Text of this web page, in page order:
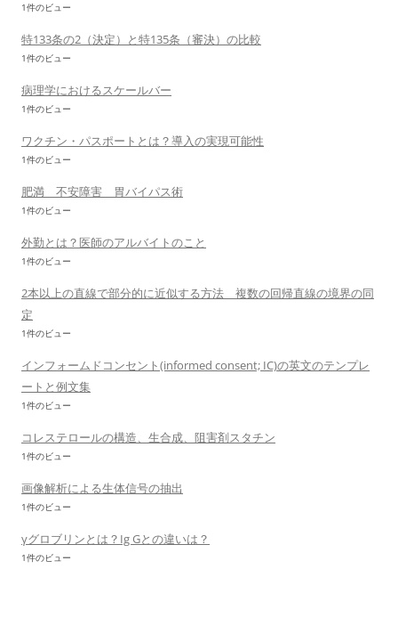
1件のビュー
特133条の2（決定）と特135条（審決）の比較
1件のビュー
病理学におけるスケールバー
1件のビュー
ワクチン・パスポートとは？導入の実現可能性
1件のビュー
肥満 不安障害 胃バイパス術
1件のビュー
外勤とは？医師のアルバイトのこと
1件のビュー
2本以上の直線で部分的に近似する方法 複数の回帰直線の境界の同
定
1件のビュー
インフォームドコンセント(informed consent; IC)の英文のテンプレ
ートと例文集
1件のビュー
コレステロールの構造、生合成、阻害剤スタチン
1件のビュー
画像解析による生体信号の抽出
1件のビュー
γグロブリンとは？Ig Gとの違いは？
1件のビュー